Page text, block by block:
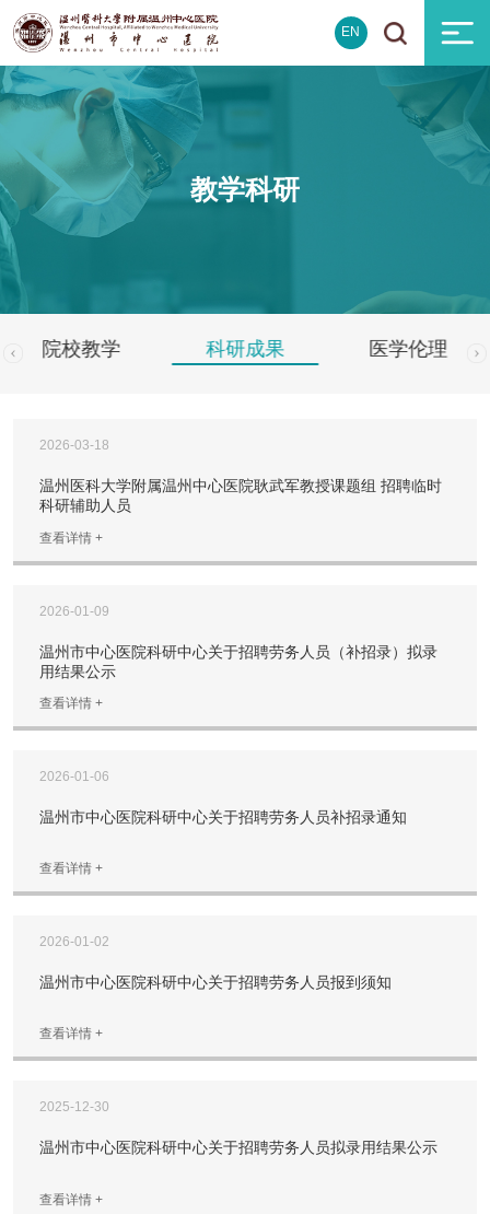
EN
教学科研
院校教学 科研成果 医学伦理
2026-03-18
温州医科大学附属温州中心医院耿武军教授课题组 招聘临时
科研辅助人员
查看详情 +
2026-01-09
温州市中心医院科研中心关于招聘劳务人员（补招录）拟录
用结果公示
查看详情 +
2026-01-06
温州市中心医院科研中心关于招聘劳务人员补招录通知
查看详情 +
2026-01-02
温州市中心医院科研中心关于招聘劳务人员报到须知
查看详情 +
2025-12-30
温州市中心医院科研中心关于招聘劳务人员拟录用结果公示
查看详情 +